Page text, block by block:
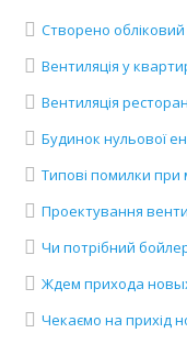
Створено обліковий
Вентиляція у
Вентиляція
Будинок нульової
Типові помилки при
Проектування
Чи потрібний
Ждем прихода
Чекаємо на прихід